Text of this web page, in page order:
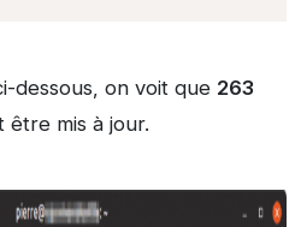
dessous, on voit que 263
mis à jour.